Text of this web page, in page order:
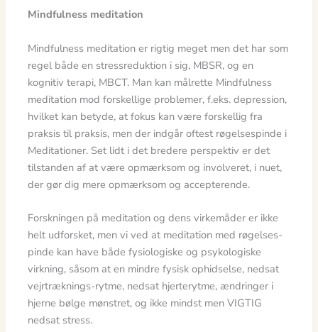
Mindfulness meditation
Mindfulness meditation er rigtig meget men det har som
regel både en stressreduktion i sig, MBSR, og en
kognitiv terapi, MBCT. Man kan målrette Mindfulness
meditation mod forskellige problemer, f.eks. depression,
hvilket kan betyde, at fokus kan være forskellig fra
praksis til praksis, men der indgår oftest røgelsespinde i
Meditationer. Set lidt i det bredere perspektiv er det
tilstanden af ​​at være opmærksom og involveret, i nuet,
der gør dig mere opmærksom og accepterende.
Forskningen på meditation og dens virkemåder er ikke
helt udforsket, men vi ved at meditation med røgelses-
pinde kan have både fysiologiske og psykologiske
virkning, såsom at en mindre fysisk ophidselse, nedsat
vejrtræknings-rytme, nedsat hjerterytme, ændringer i
hjerne bølge mønstret, og ikke mindst men VIGTIG
nedsat stress.